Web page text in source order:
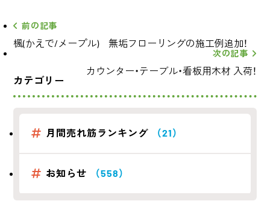
前の記事
楓(かえで/メープル) 無垢フローリングの施工例追加！
次の記事
カウンター・テーブル・看板用木材 入荷！
カテゴリー
月間売れ筋ランキング （21）
お知らせ （558）